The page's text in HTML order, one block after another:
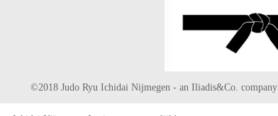
©2018 Judo Ryu Ichidai Nijmegen - an Iliadis&Co. company